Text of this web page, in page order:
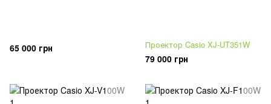
65 000 грн Проектор Casio XJ-UT351W
79 000 грн